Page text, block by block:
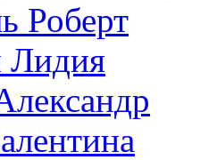
Роберт
Лидия